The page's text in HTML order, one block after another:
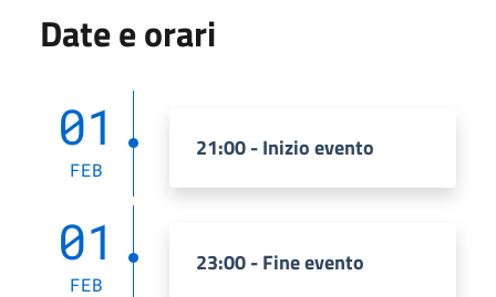
Date e orari
01
FEB
21:00 - Inizio evento
01
FEB
23:00 - Fine evento